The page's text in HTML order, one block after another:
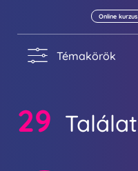
Online kurzus
Témakörök
29 Találat